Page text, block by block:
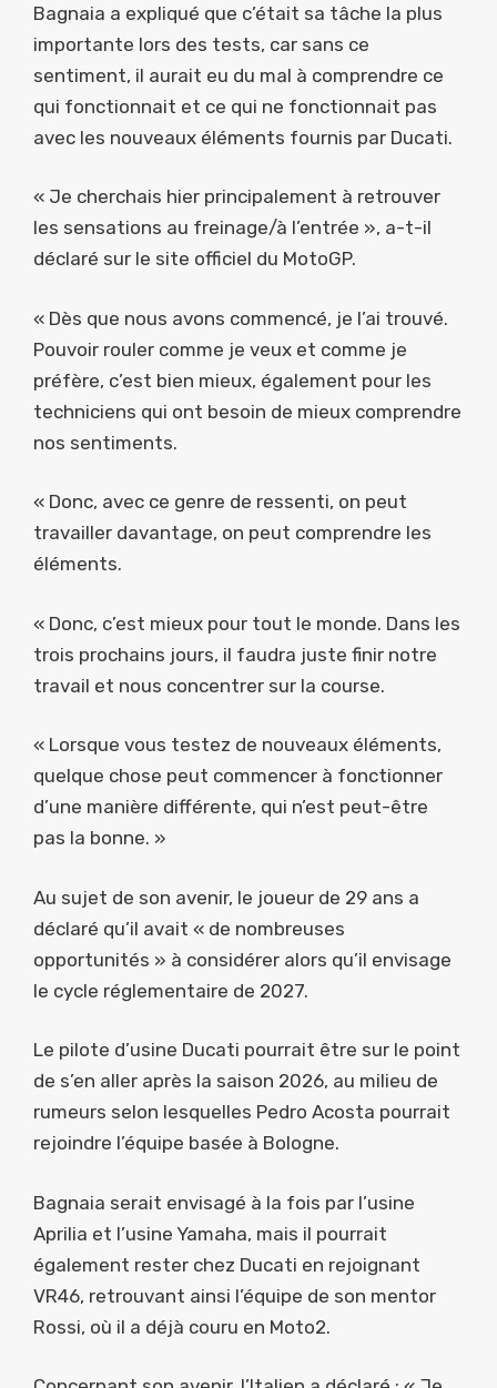
Bagnaia a expliqué que c’était sa tâche la plus
importante lors des tests, car sans ce
sentiment, il aurait eu du mal à comprendre ce
qui fonctionnait et ce qui ne fonctionnait pas
avec les nouveaux éléments fournis par Ducati.
« Je cherchais hier principalement à retrouver
les sensations au freinage/à l’entrée », a-t-il
déclaré sur le site officiel du MotoGP.
« Dès que nous avons commencé, je l’ai trouvé.
Pouvoir rouler comme je veux et comme je
préfère, c’est bien mieux, également pour les
techniciens qui ont besoin de mieux comprendre
nos sentiments.
« Donc, avec ce genre de ressenti, on peut
travailler davantage, on peut comprendre les
éléments.
« Donc, c’est mieux pour tout le monde. Dans les
trois prochains jours, il faudra juste finir notre
travail et nous concentrer sur la course.
« Lorsque vous testez de nouveaux éléments,
quelque chose peut commencer à fonctionner
d’une manière différente, qui n’est peut-être
pas la bonne. »
Au sujet de son avenir, le joueur de 29 ans a
déclaré qu’il avait « de nombreuses
opportunités » à considérer alors qu’il envisage
le cycle réglementaire de 2027.
Le pilote d’usine Ducati pourrait être sur le point
de s’en aller après la saison 2026, au milieu de
rumeurs selon lesquelles Pedro Acosta pourrait
rejoindre l’équipe basée à Bologne.
Bagnaia serait envisagé à la fois par l’usine
Aprilia et l’usine Yamaha, mais il pourrait
également rester chez Ducati en rejoignant
VR46, retrouvant ainsi l’équipe de son mentor
Rossi, où il a déjà couru en Moto2.